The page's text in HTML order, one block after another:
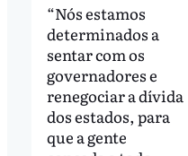
“Nós estamos
determinados a
sentar com os
governadores e
renegociar a dívida
dos estados, para
que a gente